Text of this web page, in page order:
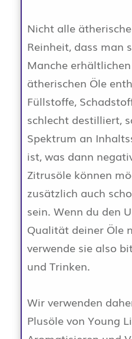
Nicht alle
Reinheit, dass man
Manche
ätherischen Öle
Füllstoffe,
schlecht destilliert,
Spektrum an
ist, was dann
Zitrusöle können
zusätzlich auch
sein. Wenn du den
Qualität deiner Öle
verwende sie also
und Trinken.
Wir verwenden
Plusöle von Young